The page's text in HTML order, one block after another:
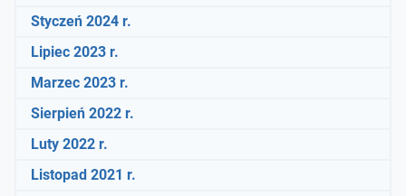
Styczeń 2024 r.
Lipiec 2023 r.
Marzec 2023 r.
Sierpień 2022 r.
Luty 2022 r.
Listopad 2021 r.